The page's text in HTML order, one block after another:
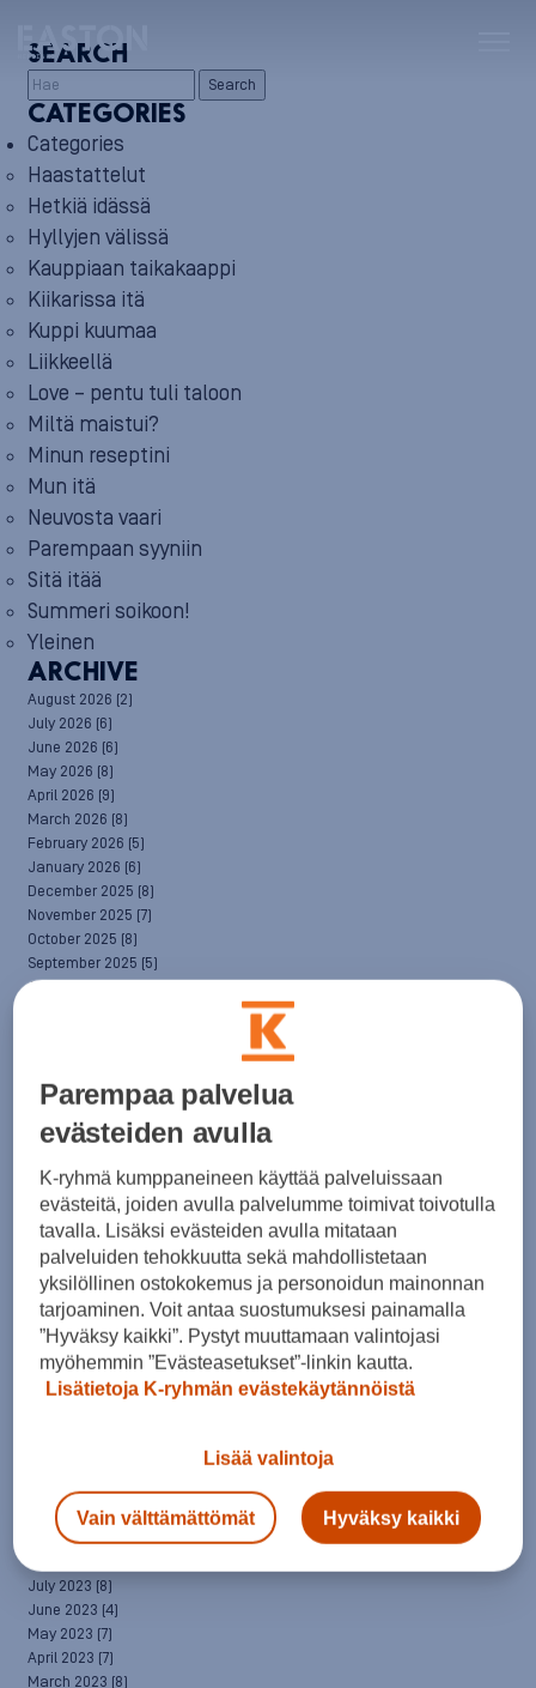
SEARCH
Search
CATEGORIES
Categories
Haastattelut
Hetkiä idässä
Hyllyjen välissä
Kauppiaan taikakaappi
Kiikarissa itä
Kuppi kuumaa
Liikkeellä
Love – pentu tuli taloon
Miltä maistui?
Minun reseptini
Mun itä
Neuvosta vaari
Parempaan syyniin
Sitä itää
Summeri soikoon!
Yleinen
ARCHIVE
August 2026 (2)
July 2026 (6)
June 2026 (6)
May 2026 (8)
April 2026 (9)
March 2026 (8)
February 2026 (5)
January 2026 (6)
December 2025 (8)
November 2025 (7)
October 2025 (8)
September 2025 (5)
August 2025
April 2025
March 2025 (7)
February 2025(6)
December 2024(6)
November 2024(10)
October 2024 (8)
September 2024 (4)
August 2024 (6)
July 2024
(5)
June 2024(5)
May 2024(7)
April 2024(3)
March 2024(5)
November 2023(5)
October 2023 (7)
September 2023(5)
July 2023 (8)
June 2023 (4)
May 2023 (7)
April 2023 (7)
March 2023 (8)
Parempaa palvelua
evästeiden avulla
K-ryhmä kumppaneineen käyttää palveluissaan
evästeitä, joiden avulla palvelumme toimivat toivotulla
tavalla. Lisäksi evästeiden avulla mitataan
palveluiden tehokkuutta sekä mahdollistetaan
yksilöllinen ostokokemus ja personoidun mainonnan
tarjoaminen. Voit antaa suostumuksesi painamalla
”Hyväksy kaikki”. Pystyt muuttamaan valintojasi
myöhemmin ”Evästeasetukset”-linkin kautta.
Lisätietoja K-ryhmän evästekäytännöistä
Lisää valintoja
Vain välttämättömät Hyväksy kaikki